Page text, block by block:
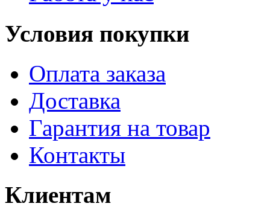
Условия покупки
Оплата заказа
Доставка
Гарантия на товар
Контакты
Клиентам